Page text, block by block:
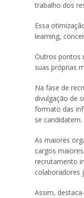
trabalho dos
Essa
learning,
Outros pontos
suas próprias
Na fase de
divulgação de
formato das
se candidatem.
As maiores
cargos
recrutamento
colaboradores
Assim,